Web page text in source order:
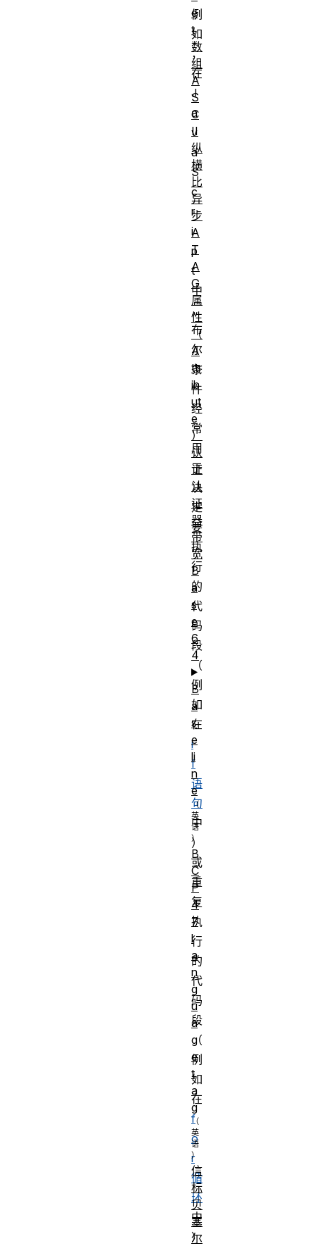
例
如
，
在
J
a
v
a
S
c
r
i
p
t
中
，
布
尔
条
件
经
常
用
于
决
定
要
执
行
的
代
码
段
（
例
如
在
i
f
语
句
中
）
或
重
复
执
行
的
代
码
段
（
例
如
在
f
o
r
循
环
中
）
e
t
数
组
A
S
C
II
纵
横
比
异
步
A
T
A
G
属
性
（
A
ttr
ib
ut
e
）
认
证
认
证
器
带
宽
B
a
s
e
6
4
B
a
s
e
li
n
e
B
C
P
4
7
l
a
n
g
u
a
g
e
t
a
g
信
标
贝
塞
尔